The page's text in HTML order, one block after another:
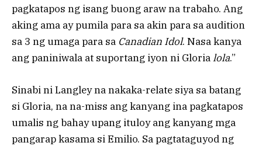
pagkatapos ng isang buong araw na trabaho. Ang
aking ama ay pumila para sa akin para sa audition
sa 3 ng umaga para sa Canadian Idol. Nasa kanya
ang paniniwala at suportang iyon ni Glorialola.”
Sinabi ni Langley na nakaka-relate siya sa batang
si Gloria, na na-miss ang kanyang ina pagkatapos
umalis ng bahay upang ituloy ang kanyang mga
pangarap kasama si Emilio. Sa pagtataguyod ng